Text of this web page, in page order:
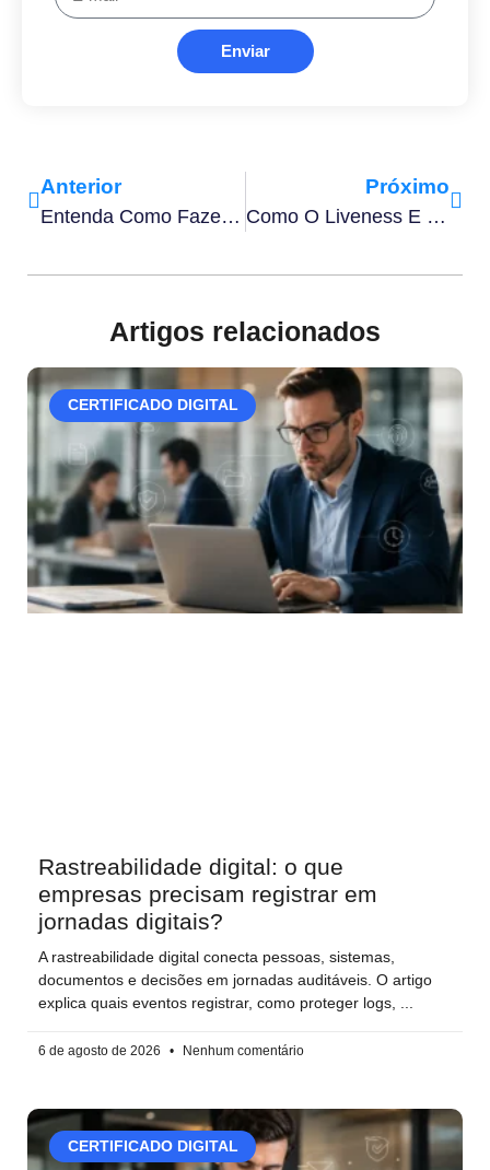
Enviar
Anterior
Entenda Como Fazer Assinatura Digital Na Saúde
Próximo
Como O Liveness E O KYC Atuam Juntos No Combate Às Fraudes De Identidade
Artigos relacionados
CERTIFICADO DIGITAL
Rastreabilidade digital: o que
empresas precisam registrar em
jornadas digitais?
A rastreabilidade digital conecta pessoas, sistemas,
documentos e decisões em jornadas auditáveis. O artigo
explica quais eventos registrar, como proteger logs,
6 de agosto de 2026 Nenhum comentário
CERTIFICADO DIGITAL